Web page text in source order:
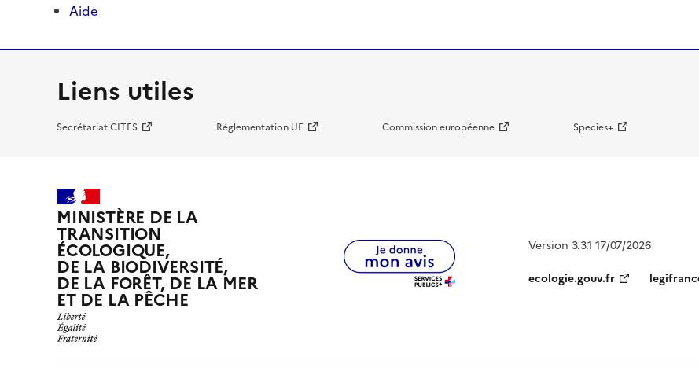
Aide
Liens utiles
Secrétariat CITES Réglementation UE Commission européenne Species+
MINISTÈRE DE LA
TRANSITION
ÉCOLOGIQUE,
DE LA BIODIVERSITÉ,
DE LA FORÊT, DE LA MER
ET DE LA PÊCHE
Version 3.3.1 17/07/2026
ecologie.gouv.fr